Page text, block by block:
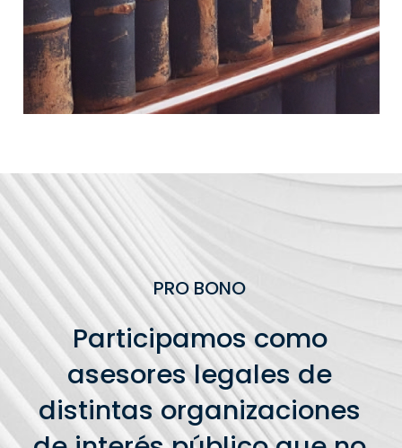
PRO BONO
Participamos como
asesores legales de
distintas organizaciones